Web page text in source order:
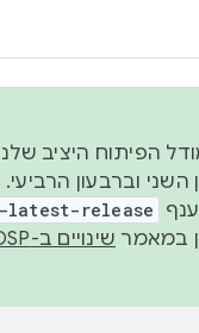
להתאים למודל הפיתוח
latest-release
שינויים ב-AOSP